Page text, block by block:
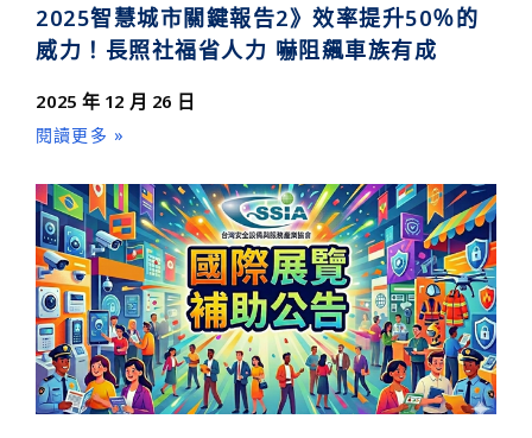
2025智慧城市關鍵報告2》效率提升50％的
威力！長照社福省人力 嚇阻飆車族有成
2025 年 12 月 26 日
閱讀更多 »